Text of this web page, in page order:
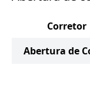
Corretor
Abertura de